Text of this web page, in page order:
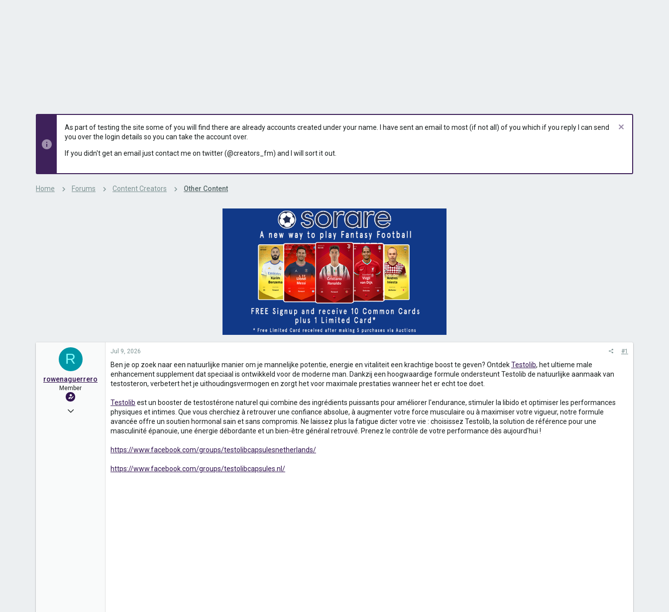
As part of testing the site some of you will find there are already accounts created under your name. I have sent an email to most (if not all) of you which if you reply I can send
you over the login details so you can take the account over.
If you didn't get an email just contact me on twitter (@creators_fm) and I will sort it out.
Home Forums Content Creators Other Content
R
rowenaguerrero
Member
Sep 20, 2025
Jul 9, 2026 #1
Ben je op zoek naar een natuurlijke manier om je mannelijke potentie, energie en vitaliteit een krachtige boost te geven? OntdekTestolib, het ultieme male
enhancement supplement dat speciaal is ontwikkeld voor de moderne man. Dankzij een hoogwaardige formule ondersteunt Testolib de natuurlijke aanmaak van
testosteron, verbetert het je uithoudingsvermogen en zorgt het voor maximale prestaties wanneer het er echt toe doet.
Testolib est un booster de testostérone naturel qui combine des ingrédients puissants pour améliorer l'endurance, stimuler la libido et optimiser les performances
physiques et intimes. Que vous cherchiez à retrouver une confiance absolue, à augmenter votre force musculaire ou à maximiser votre vigueur, notre formule
avancée offre un soutien hormonal sain et sans compromis. Ne laissez plus la fatigue dicter votre vie : choisissez Testolib, la solution de référence pour une
masculinité épanouie, une énergie débordante et un bien-être général retrouvé. Prenez le contrôle de votre performance dès aujourd'hui !
https://www.facebook.com/groups/testolibcapsulesnetherlands/
https://www.facebook.com/groups/testolibcapsules.nl/